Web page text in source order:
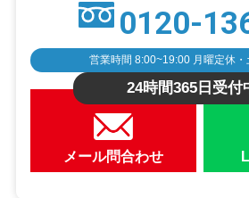
0120-
営業時間 8:00~19:00 月曜定休
24時間365日受付
メール問合わせ